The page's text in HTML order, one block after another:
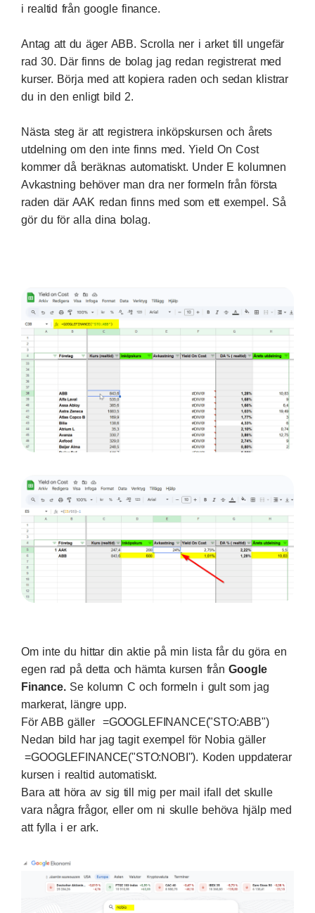
i realtid frångoogle finance.
Antag att du äger ABB. Scrolla ner i arket till ungefär
rad 30. Där finns de bolag jag redan registrerat med
kurser. Börja med att kopiera raden och sedan klistrar
du in den enligt bild 2.
Nästa steg är att registrera inköpskursen och årets
utdelning om den inte finns med. Yield On Cost
kommer då beräknas automatiskt. Under E kolumnen
Avkastning behöver man dra ner formeln från första
raden där AAK redan finns med som ett exempel. Så
gör du för alla dina bolag.
Om inte du hittar din aktie på min lista får du göra en
egen rad på detta och hämta kursen frånGoogle
Finance. Se kolumn C och formeln i gult som jag
markerat, längre upp.
För ABB gäller =GOOGLEFINANCE("STO:ABB")
Nedan bild har jag tagit exempel för Nobia gäller
=GOOGLEFINANCE("STO:NOBI"). Koden uppdaterar
kursen i realtid automatiskt.
Bara att höra av sig till mig per mail ifall det skulle
vara några frågor, eller om ni skulle behöva hjälp med
att fylla i er ark.